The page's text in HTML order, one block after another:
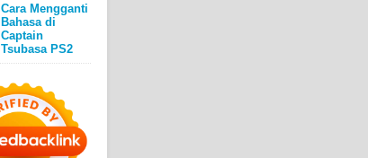
Cara Mengganti
Bahasa di
Captain
Tsubasa PS2